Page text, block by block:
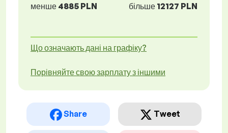
менше 4885 PLN
більше 12127 PLN
Що означають дані на графіку?
Порівняйте свою зарплату з іншими
Share Tweet